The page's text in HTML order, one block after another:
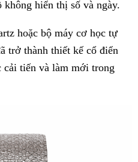
hiển thị số và ngày.
hoặc bộ máy cơ học tự
trở thành thiết kế cổ điển
tiến và làm mới trong